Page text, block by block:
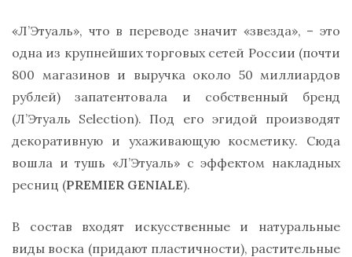
«Л’Этуаль», что в переводе значит «звезда», – это
одна из крупнейших торговых сетей России (почти
800 магазинов и выручка около 50 миллиардов
рублей) запатентовала и собственный бренд
(Л’Этуаль Selection). Под его эгидой производят
декоративную и ухаживающую косметику. Сюда
вошла и тушь «Л’Этуаль» с эффектом накладных
ресниц (PREMIER GENIALE).
В состав входят искусственные и натуральные
виды воска (придают пластичности), растительные